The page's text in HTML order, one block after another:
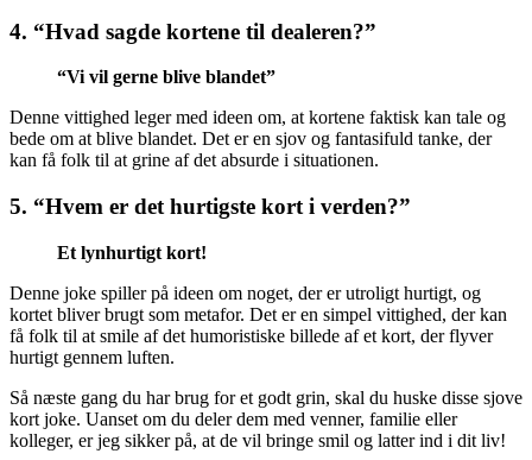
4. “Hvad sagde kortene til dealeren?”
“Vi vil gerne blive blandet”
Denne vittighed leger med ideen om, at kortene faktisk kan tale og
bede om at blive blandet. Det er en sjov og fantasifuld tanke, der
kan få folk til at grine af det absurde i situationen.
5. “Hvem er det hurtigste kort i verden?”
Et lynhurtigt kort!
Denne joke spiller på ideen om noget, der er utroligt hurtigt, og
kortet bliver brugt som metafor. Det er en simpel vittighed, der kan
få folk til at smile af det humoristiske billede af et kort, der flyver
hurtigt gennem luften.
Så næste gang du har brug for et godt grin, skal du huske disse sjove
kort joke. Uanset om du deler dem med venner, familie eller
kolleger, er jeg sikker på, at de vil bringe smil og latter ind i dit liv!